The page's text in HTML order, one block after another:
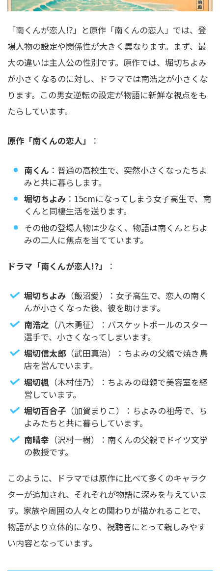
「南くんが恋人!?」と原作「南くんの恋人」では、登
場人物の設定や関係性が大きく異なります。まず、最
大の違いは主人公の性別です。原作では、堀切ちよみ
が小さくなるのに対し、ドラマでは南浩之が小さくな
ります。この男女逆転の設定が物語に新鮮な視点をも
たらしています。
原作「南くんの恋人」 ：
南くん ：普通の高校生で、突然小さくなったちよ
みと共に暮らします。
堀切ちよみ ：15cmになってしまう女子高生で、南
くんと同棲生活を送ります。
その他の登場人物は少なく、物語は南くんとちよ
みの二人に焦点を当てています。
ドラマ「南くんが恋人!?」 ：
堀切ちよみ （飯沼愛）：女子高生で、恋人の南く
んが小さくなった後、彼を助けます。
南浩之 （八木勇征）：バスケットボールのスター
選手で、小さくなってしまいます。
堀切信太郎 （武田真治）：ちよみの父親で焼き鳥
店を営んでいます。
堀切楓 （木村佳乃）：ちよみの母親で美容室を経
営しています。
堀切百合子 （加賀まりこ）：ちよみの祖母で、ち
よみたちと共に暮らしています。
南晴幸 （沢村一樹）：南くんの父親でドイツ文学
の教授です。
このように、ドラマでは原作に比べて多くのキャラク
ターが追加され、それぞれが物語に深みを与えていま
す。家族や周囲の人々との関わりが描かれることで、
物語がより立体的になり、視聴者にとって親しみやす
い内容となっています。